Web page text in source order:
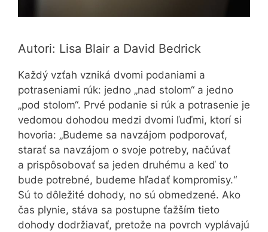
Autori: Lisa Blair a David Bedrick
Každý vzťah vzniká dvomi podaniami a
potraseniami rúk: jedno „nad stolom“ a jedno
„pod stolom“. Prvé podanie si rúk a potrasenie je
vedomou dohodou medzi dvomi ľuďmi, ktorí si
hovoria: „Budeme sa navzájom podporovať,
starať sa navzájom o svoje potreby, načúvať
a prispôsobovať sa jeden druhému a keď to
bude potrebné, budeme hľadať kompromisy.“
Sú to dôležité dohody, no sú obmedzené. Ako
čas plynie, stáva sa postupne ťažším tieto
dohody dodržiavať, pretože na povrch vyplávajú